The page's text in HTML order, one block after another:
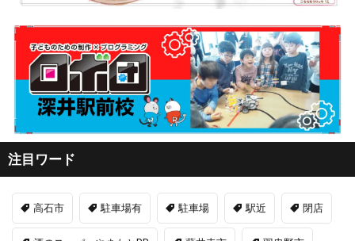
注目ワード
高石市 駐車場有 駐車場 駅近 閉店